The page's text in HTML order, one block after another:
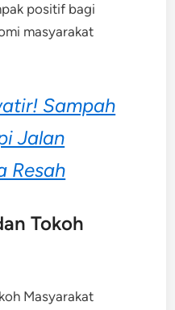
positif bagi
masyarakat
Sampah
Jalan
Resah
Tokoh